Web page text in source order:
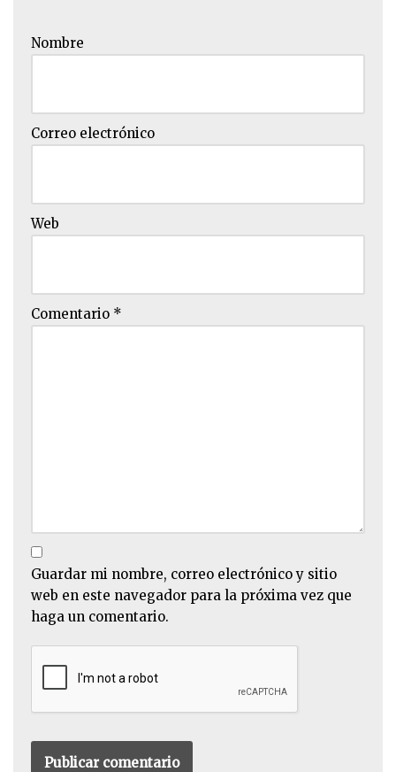
Nombre
Correo electrónico
Web
Comentario *
Guardar mi nombre, correo electrónico y sitio
web en este navegador para la próxima vez que
haga un comentario.